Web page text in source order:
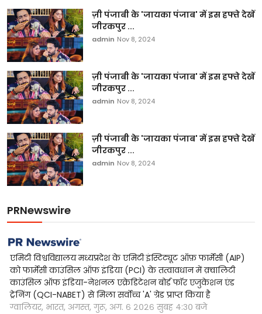
ज़ी पंजाबी के 'जायका पंजाब' में इस हफ्ते देखें
जीरकपुर ...
admin Nov 8, 2024
ज़ी पंजाबी के 'जायका पंजाब' में इस हफ्ते देखें
जीरकपुर ...
admin Nov 8, 2024
ज़ी पंजाबी के 'जायका पंजाब' में इस हफ्ते देखें
जीरकपुर ...
admin Nov 8, 2024
PRNewswire
एमिटी विश्वविद्यालय मध्यप्रदेश के एमिटी इंस्टिट्यूट ऑफ़ फार्मेसी (AIP)
को फार्मेसी काउंसिल ऑफ इंडिया (PCI) के तत्वावधान में क़्वालिटी
काउंसिल ऑफ इंडिया-नेशनल एक्रेडिटेशन बोर्ड फॉर एजुकेशन एंड
ट्रेनिंग (QCI-NABET) से मिला सर्वोच्च 'A' ग्रेड प्राप्त किया है
ग्वालियर, भारत, अगस्त, गुरू, अग. ६ २०२६ सुबह ४:३० बजे